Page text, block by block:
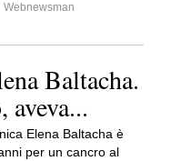
Webnewsman
Baltacha.
aveva...
Elena Baltacha è
per un cancro al